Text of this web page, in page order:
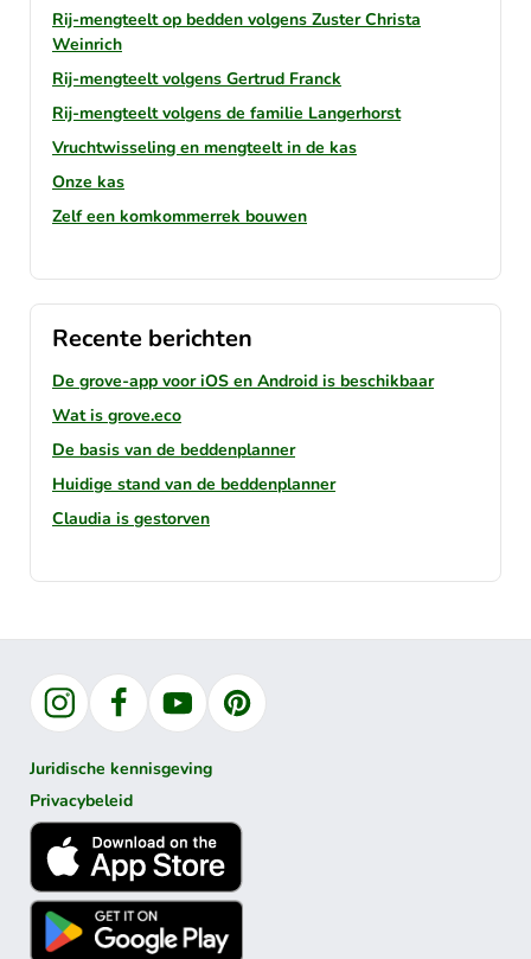
Rij-mengteelt op bedden volgens Zuster Christa
Weinrich
Rij-mengteelt volgens Gertrud Franck
Rij-mengteelt volgens de familie Langerhorst
Vruchtwisseling en mengteelt in de kas
Onze kas
Zelf een komkommerrek bouwen
Recente berichten
De grove-app voor iOS en Android is beschikbaar
Wat is grove.eco
De basis van de beddenplanner
Huidige stand van de beddenplanner
Claudia is gestorven
InstagramFacebookYouTubePinterest
Juridische kennisgeving
Privacybeleid